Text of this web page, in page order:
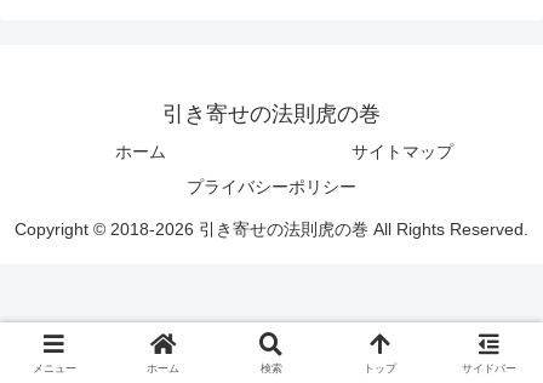
引き寄せの法則虎の巻
ホーム
サイトマップ
プライバシーポリシー
Copyright © 2018-2026 引き寄せの法則虎の巻 All Rights Reserved.
メニュー ホーム 検索 トップ サイドバー